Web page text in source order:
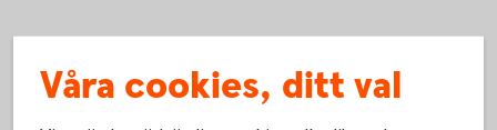
kommer" hittar du här:
Våra cookies, ditt val